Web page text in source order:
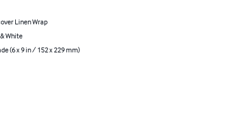
Linen Wrap
White
(6 x 9 in / 152 x 229 mm)